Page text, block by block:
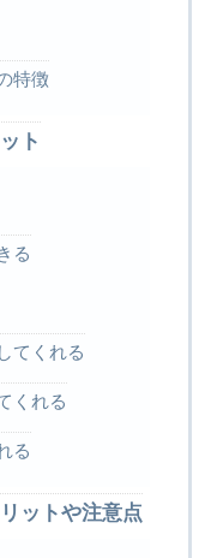
特徴
ト
る
てくれる
くれる
る
ットや注意点